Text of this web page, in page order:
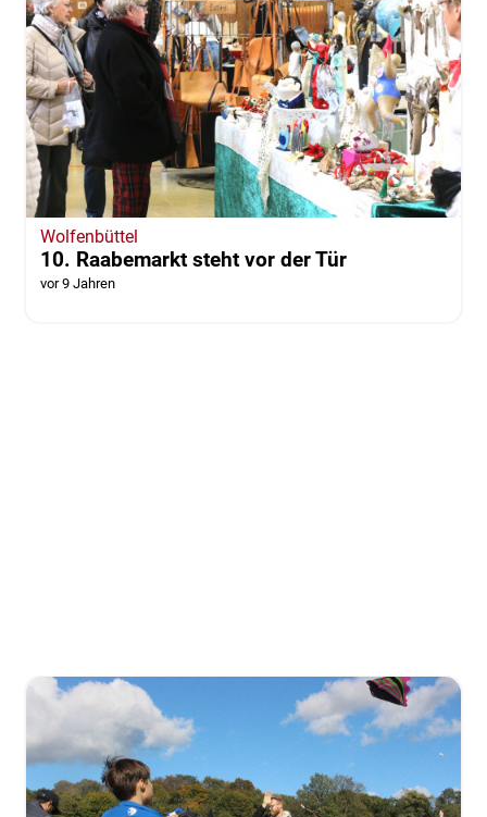
Wolfenbüttel
10. Raabemarkt steht vor der Tür
vor 9 Jahren